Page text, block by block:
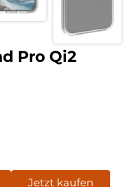
Pro Qi2
Jetzt kaufen